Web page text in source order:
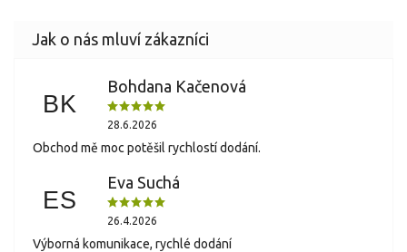
BK
Bohdana Kačenová
28.6.2026
Obchod mě moc potěšil rychlostí dodání.
ES
Eva Suchá
26.4.2026
Výborná komunikace, rychlé dodání